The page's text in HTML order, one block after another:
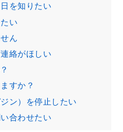
を知りたい
い
ん
絡がほしい
すか？
ン）を停止したい
合わせたい